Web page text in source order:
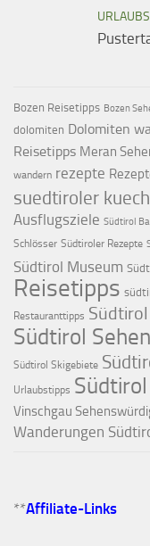
Bozen Reisetipps Bozen
dolomiten Dolomiten
Reisetipps Meran
wandern rezepte
suedtiroler
Ausflugsziele Südtirol
Schlösser Südtiroler Rezepte
Südtirol Museum
Reisetipps
Restauranttipps
Südtirol
Südtirol Skigebiete
Urlaubstipps
Vinschgau
Wanderungen
**Affiliate-Links